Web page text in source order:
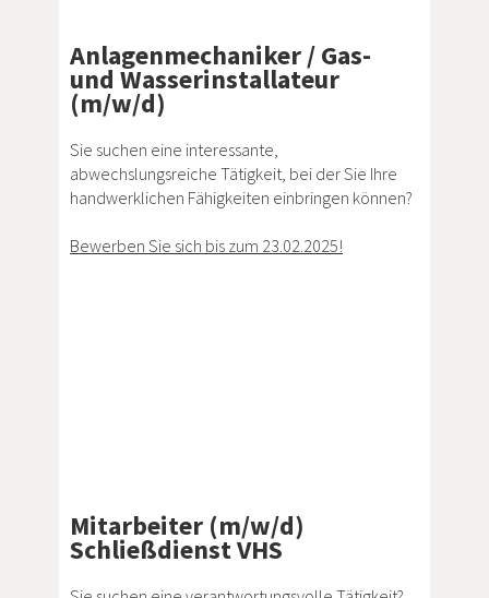
Anlagenmechaniker / Gas-
und Wasserinstallateur
(m/w/d)
Sie suchen eine interessante,
abwechslungsreiche Tätigkeit, bei der Sie Ihre
handwerklichen Fähigkeiten einbringen können?
Bewerben Sie sich bis zum 23.02.2025!
Mitarbeiter (m/w/d)
Schließdienst VHS